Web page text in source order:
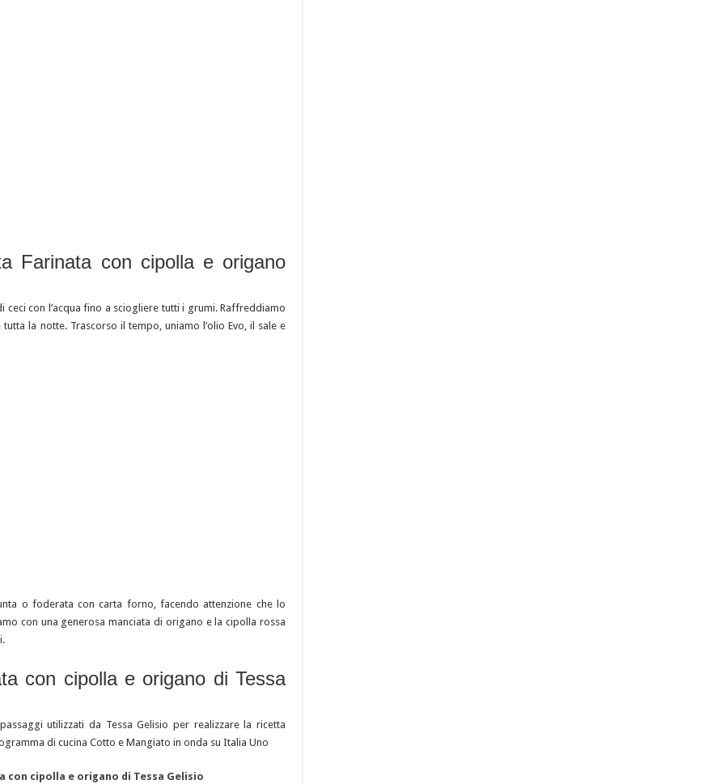
Farinata con cipolla e origano
con l’acqua fino a sciogliere tutti i grumi. Raffreddiamo
la notte. Trascorso il tempo, uniamo l’olio Evo, il sale e
o foderata con carta forno, facendo attenzione che lo
con una generosa manciata di origano e la cipolla rossa
con cipolla e origano di Tessa
utilizzati da Tessa Gelisio per realizzare la ricetta
di cucina Cotto e Mangiato in onda su Italia Uno
con cipolla e origano di Tessa Gelisio